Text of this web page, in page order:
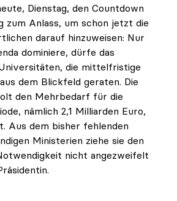
Dienstag, den Countdown
zum Anlass, um schon jetzt die
darauf hinzuweisen: Nur
dominiere, dürfe das
die mittelfristige
dem Blickfeld geraten. Die
den Mehrbedarf für die
nämlich 2,1 Milliarden Euro,
Aus dem bisher fehlenden
Ministerien ziehe sie den
nicht angezweifelt
Mehrbedarf: „Bisher keine